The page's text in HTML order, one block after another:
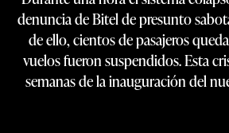
denuncia de Bitel de presunto
de ello, cientos de pasajeros
vuelos fueron suspendidos. Esta
semanas de la inauguración del